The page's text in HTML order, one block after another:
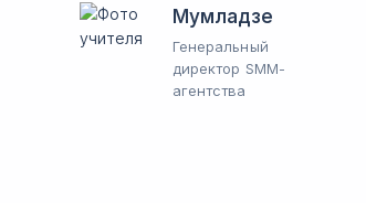
Мумладзе
Генеральный
директор SMM-
агентства